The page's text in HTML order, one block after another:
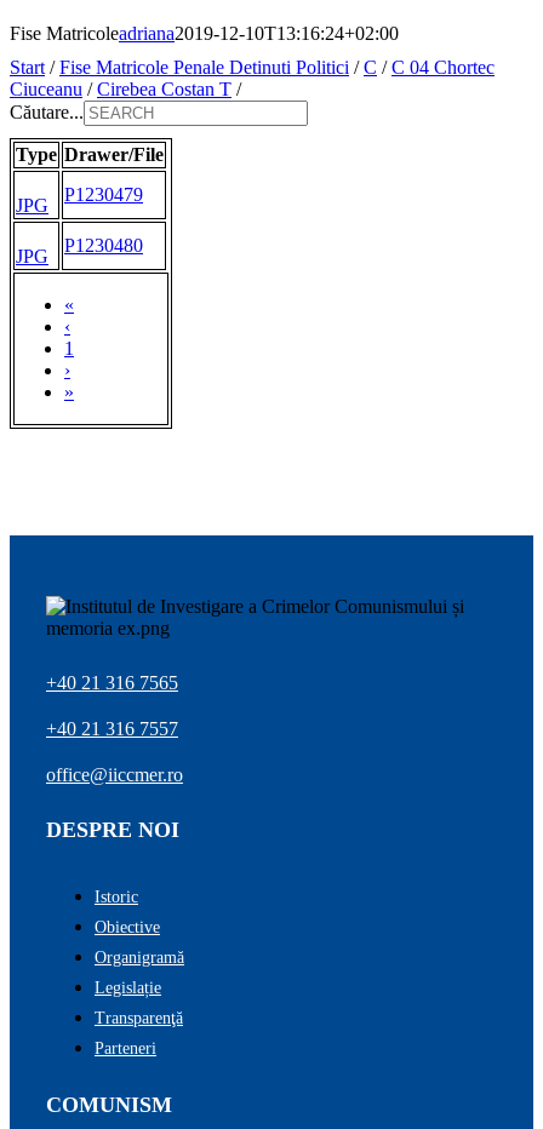
Fise Matricoleadriana2019-12-10T13:16:24+02:00
Start /Fise Matricole Penale Detinuti Politici /C /C 04 Chortec
Ciuceanu /Cirebea Costan T /
Căutare...
Type Drawer/File
«
‹
1
›
»
JPG
P1230479
JPG
P1230480
+40 21 316 7565
+40 21 316 7557
office@iiccmer.ro
DESPRE NOI
Istoric
Obiective
Organigramă
Legislație
Transparenţă
Parteneri
COMUNISM